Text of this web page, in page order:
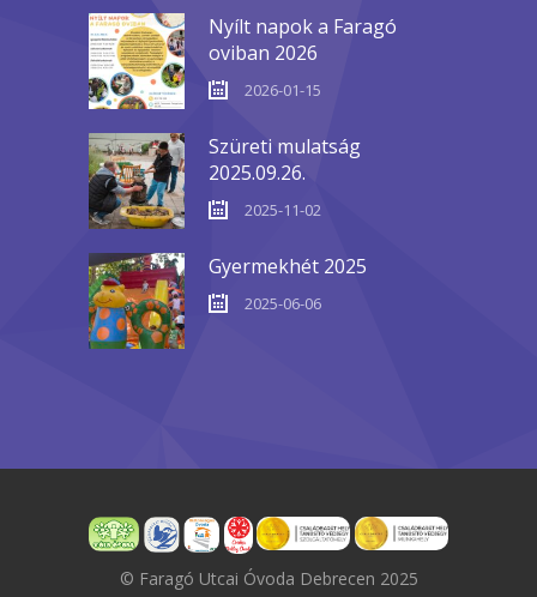
Nyílt napok a Faragó
oviban 2026
2026-01-15
Szüreti mulatság
2025.09.26.
2025-11-02
Gyermekhét 2025
2025-06-06
© Faragó Utcai Óvoda Debrecen 2025